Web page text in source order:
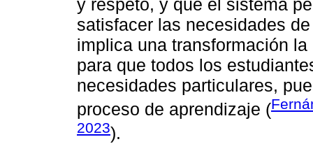
y respeto, y que el sistema
satisfacer las necesidades
implica una transformación
para que todos los
necesidades particulares,
proceso de aprendizaje (
2023).